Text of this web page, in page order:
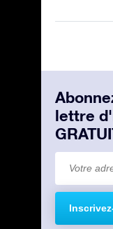
lettre